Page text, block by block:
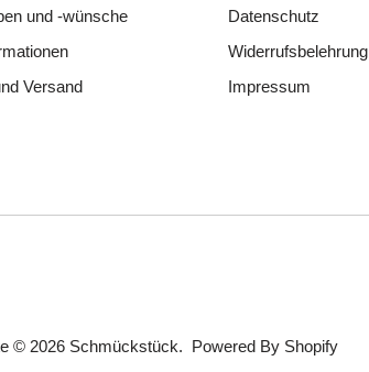
und -wünsche
Versand
Datenschutz
Widerrufsbelehrung
Impressum
© 2026 Schmückstück. Powered By Shopify